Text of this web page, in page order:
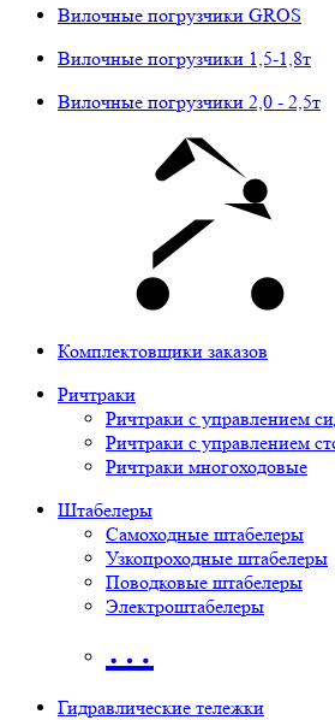
Вилочные погрузчики GROS
Вилочные погрузчики 1,5-1,8т
Вилочные погрузчики 2,0 - 2,5т
Комплектовщики заказов
Ричтраки
Ричтраки с управлением
Ричтраки с управлением
Ричтраки многоходовые
Штабелеры
Самоходные штабелеры
Узкопроходные штабелеры
Поводковые штабелеры
Электроштабелеры
…
Гидравлические тележки